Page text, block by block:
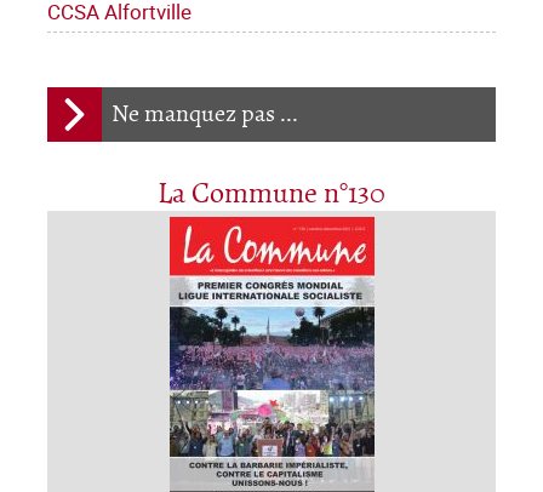
CCSA Alfortville
Ne manquez pas ...
La Commune n°130